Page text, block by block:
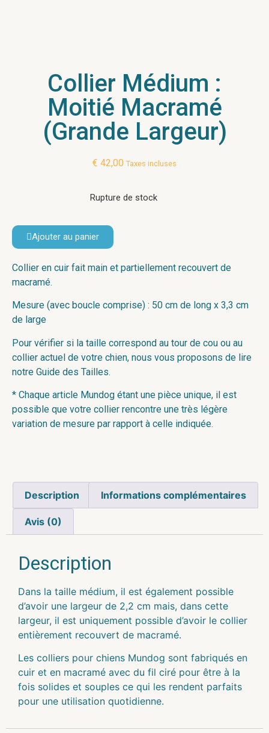
Collier Médium :
Moitié Macramé
(Grande Largeur)
€ 42,00 Taxes incluses
Rupture de stock
Ajouter au panier
Collier en cuir fait main et partiellement recouvert de
macramé.
Mesure (avec boucle comprise) : 50 cm de long x 3,3 cm
de large
Pour vérifier si la taille correspond au tour de cou ou au
collier actuel de votre chien, nous vous proposons de lire
notre Guide des Tailles.
* Chaque article Mundog étant une pièce unique, il est
possible que votre collier rencontre une très légère
variation de mesure par rapport à celle indiquée.
Description Informations complémentaires
Avis (0)
Description
Dans la taille médium, il est également possible
d’avoir une largeur de 2,2 cm mais, dans cette
largeur, il est uniquement possible d’avoir le collier
entièrement recouvert de macramé.
Les colliers pour chiens Mundog sont fabriqués en
cuir et en macramé avec du fil ciré pour être à la
fois solides et souples ce qui les rendent parfaits
pour une utilisation quotidienne.